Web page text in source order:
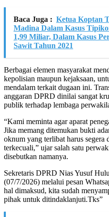
Baca Juga : Ketua Koptan
Madina Dalam Kasus
1,99 Miliar, Dalam Kasus
Sawit Tahun 2021
Berbagai elemen masyarakat
kepolisian maupun kejaksaan,
mendalam terkait dugaan ini.
anggaran DPRD dinilai sangat
publik terhadap lembaga
“Kami meminta agar aparat
Jika memang ditemukan bukti
oknum yang terlibat harus segera
terkecuali,” ujar salah satu
disebutkan namanya.
Sekretaris DPRD Nias Yusuf
(07/7/2026) melalui pesan
hal dimaksud, kita sudah
pihak untuk ditindaklanjuti.Tks”